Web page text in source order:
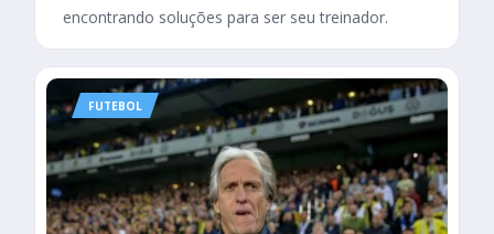
encontrando soluções para ser seu treinador.
FUTEBOL